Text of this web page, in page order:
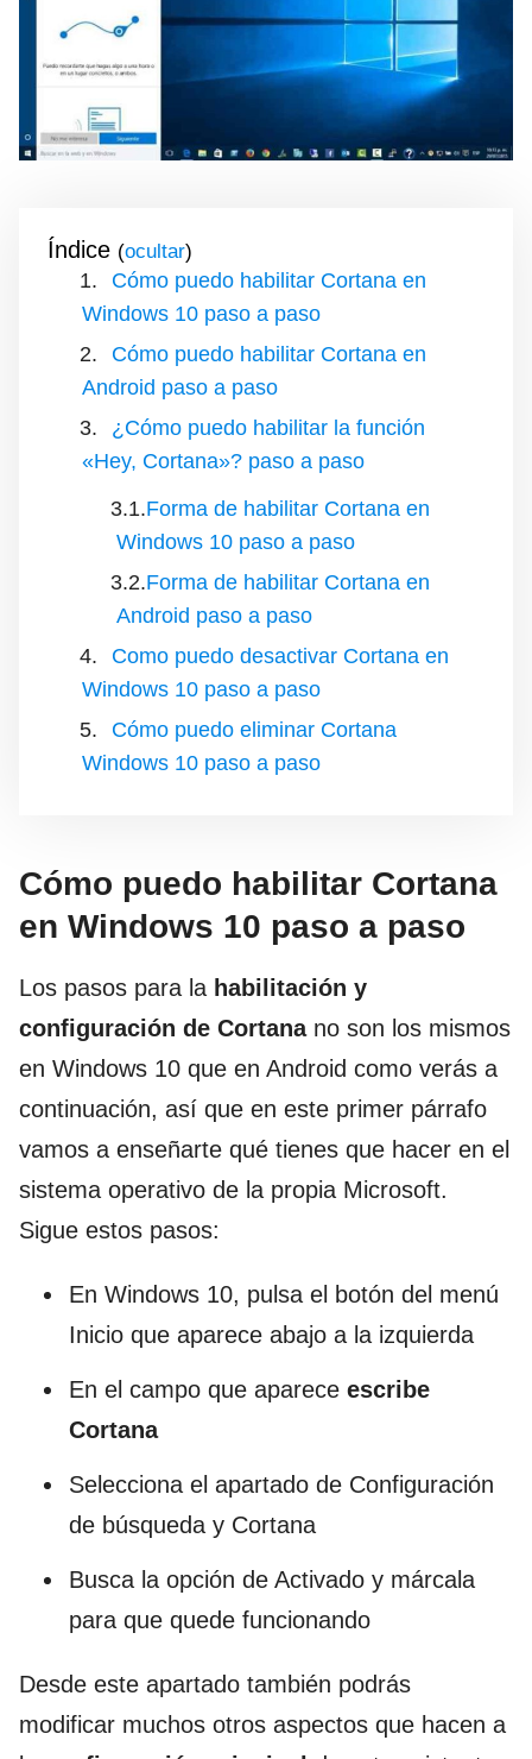
Índice ( )
Cómo puedo habilitar Cortana en
Windows 10 paso a paso
Cómo puedo habilitar Cortana en
Android paso a paso
¿Cómo puedo habilitar la función
«Hey, Cortana»? paso a paso
Forma de habilitar Cortana en
Windows 10 paso a paso
Forma de habilitar Cortana en
Android paso a paso
Como puedo desactivar Cortana en
Windows 10 paso a paso
Cómo puedo eliminar Cortana
Windows 10 paso a paso
Cómo puedo habilitar Cortana
en Windows 10 paso a paso
Los pasos para la habilitación y
configuración de Cortanano son los mismos
en Windows 10 que en Android como verás a
continuación, así que en este primer párrafo
vamos a enseñarte qué tienes que hacer en el
sistema operativo de la propia Microsoft.
Sigue estos pasos:
En Windows 10, pulsa el botón del menú
Inicio que aparece abajo a la izquierda
En el campo que aparece escribe
Cortana
Selecciona el apartado de Configuración
de búsqueda y Cortana
Busca la opción de Activado y márcala
para que quede funcionando
Desde este apartado también podrás
modificar muchos otros aspectos que hacen a